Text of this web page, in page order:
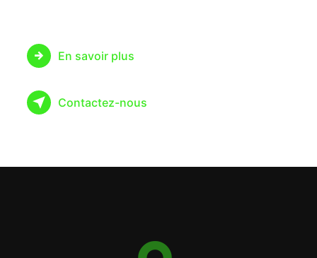
En savoir plus
Contactez-nous